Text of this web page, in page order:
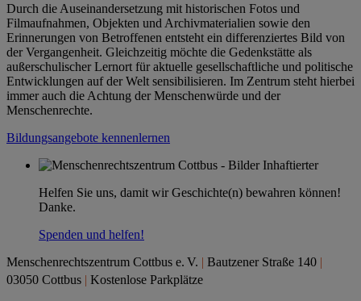
Durch die Auseinandersetzung mit historischen Fotos und
Filmaufnahmen, Objekten und Archivmaterialien sowie den
Erinnerungen von Betroffenen entsteht ein differenziertes Bild von
der Vergangenheit. Gleichzeitig möchte die Gedenkstätte als
außerschulischer Lernort für aktuelle gesellschaftliche und politische
Entwicklungen auf der Welt sensibilisieren. Im Zentrum steht hierbei
immer auch die Achtung der Menschenwürde und der
Menschenrechte.
Bildungsangebote kennenlernen
Helfen Sie uns, damit wir Geschichte(n) bewahren können!
Danke.
Spenden und helfen!
Menschenrechtszentrum Cottbus e. V. | Bautzener Straße 140 |
03050 Cottbus | Kostenlose Parkplätze